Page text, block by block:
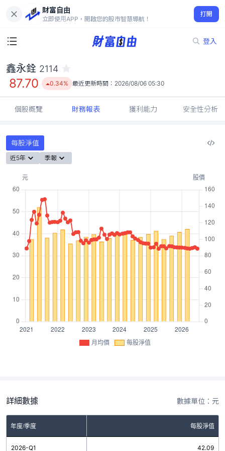
財富自由
立即使用APP，開啟您的股市智慧導航！
打開
登入
87.70
0.34%
鑫永銓 2114
87.70 0.34% 最近更新時間： 2026/08/06 05:30
個股概覽 財務報表 獲利能力 安全性分析
每股淨值
近5年 季報
月均價 每股淨值
詳細數據 數據單位：元
年度/季度 每股淨值
2026-Q1 42.09